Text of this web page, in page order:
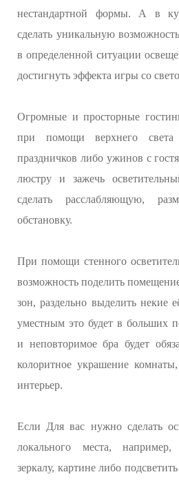
нестандартной формы. А в
сделать уникальную
в определенной ситуации
достигнуть эффекта игры со
Огромные и просторные
при помощи верхнего
праздничков либо ужинов с
люстру и зажечь
сделать расслабляющую,
обстановку.
При помощи стенного
возможность поделить
зон, раздельно выделить некие
уместным это будет в больших
и неповторимое бра будет
колоритное украшение
интерьер.
Если Для вас нужно сделать
локального места, например,
зеркалу, картине либо